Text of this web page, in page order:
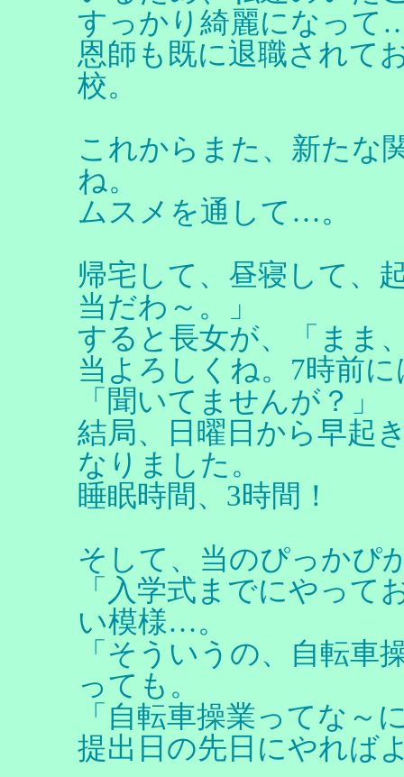
すっかり綺麗になって
恩師も既に退職されて
校。
これからまた、新たな
ね。
ムスメを通して…。
帰宅して、昼寝して、
当だわ～。」
すると長女が、「まま
当よろしくね。7時前
「聞いてませんが？」
結局、日曜日から早起
なりました。
睡眠時間、3時間！
そして、当のぴっかぴ
「入学式までにやって
い模様…。
「そういうの、自転車
っても。
「自転車操業ってな～
提出日の先日にやれば